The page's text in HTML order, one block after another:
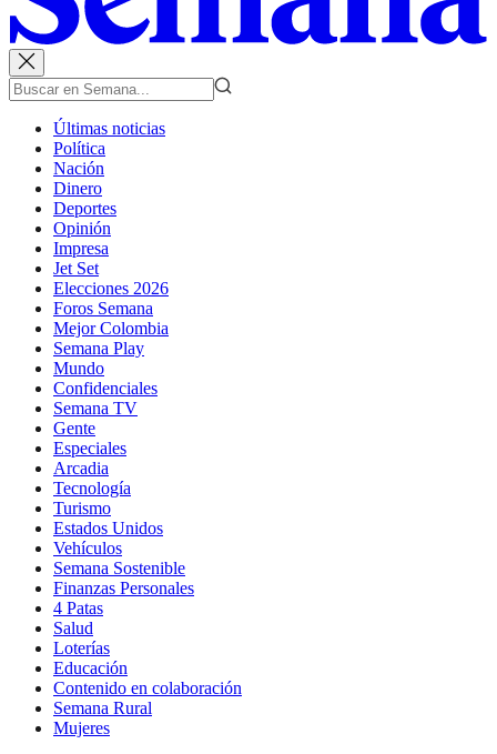
Últimas noticias
Política
Nación
Dinero
Deportes
Opinión
Impresa
Jet Set
Elecciones 2026
Foros Semana
Mejor Colombia
Semana Play
Mundo
Confidenciales
Semana TV
Gente
Especiales
Arcadia
Tecnología
Turismo
Estados Unidos
Vehículos
Semana Sostenible
Finanzas Personales
4 Patas
Salud
Loterías
Educación
Contenido en colaboración
Semana Rural
Mujeres